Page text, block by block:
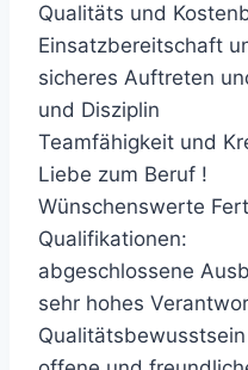
Qualitäts und
Einsatzbereitschaft
sicheres Auftreten
und Disziplin
Teamfähigkeit und
Liebe zum Beruf !
Wünschenswerte
Qualifikationen:
abgeschlossene
sehr hohes
Qualitätsbewusstsein